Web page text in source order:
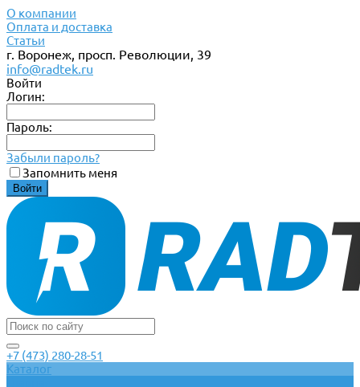
О компании
Оплата и доставка
Статьи
г. Воронеж, просп. Революции, 39
info@radtek.ru
Войти
Логин:
Пароль:
Забыли пароль?
Запомнить меня
+7 (473) 280-28-51
Каталог